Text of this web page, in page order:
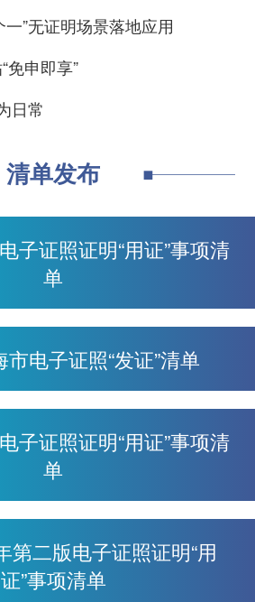
”无证明场景落地应用
免申即享”
日常
清单发布
子证照证明“用证”事项清
单
电子证照“发证”清单
子证照证明“用证”事项清
单
第二版电子证照证明“用
证”事项清单